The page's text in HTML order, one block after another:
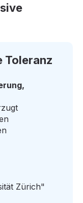
Toleranz
Zürich"